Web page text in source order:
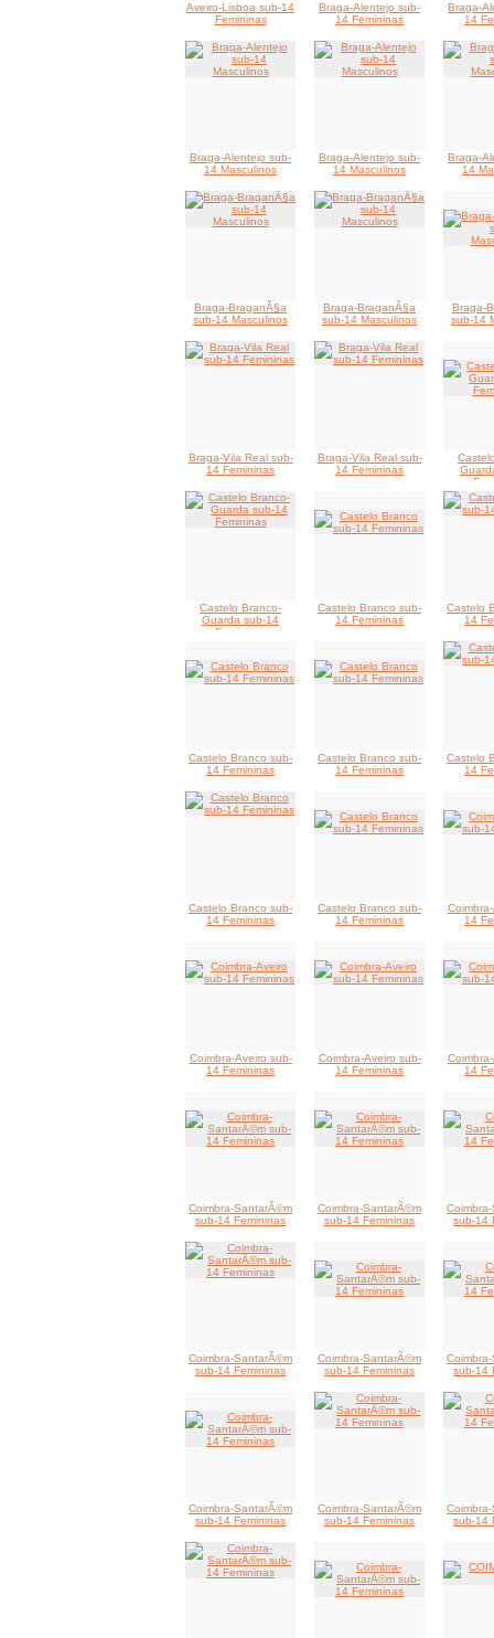
Aveiro-Lisboa sub-14
Femininas
Braga-Alentejo sub-
14 Femininas
Braga-
14
Braga-Alentejo sub-
14 Masculinos
Braga-Alentejo sub-
14 Masculinos
Braga-
14
Braga-BraganÃ§a
sub-14 Masculinos
Braga-BraganÃ§a
sub-14 Masculinos
Braga-
sub-14
Braga-Vila Real sub-
14 Femininas
Braga-Vila Real sub-
14 Femininas
Castelo Branco-
Guarda sub-14
Femininas
Castelo Branco sub-
14 Femininas
Castelo
14
Castelo Branco sub-
14 Femininas
Castelo Branco sub-
14 Femininas
Castelo
14
Castelo Branco sub-
14 Femininas
Castelo Branco sub-
14 Femininas
14
Coimbra-Aveiro sub-
14 Femininas
Coimbra-Aveiro sub-
14 Femininas
14
Coimbra-SantarÃ©m
sub-14 Femininas
Coimbra-SantarÃ©m
sub-14 Femininas
sub-14
Coimbra-SantarÃ©m
sub-14 Femininas
Coimbra-SantarÃ©m
sub-14 Femininas
sub-14
Coimbra-SantarÃ©m
sub-14 Femininas
Coimbra-SantarÃ©m
sub-14 Femininas
sub-14